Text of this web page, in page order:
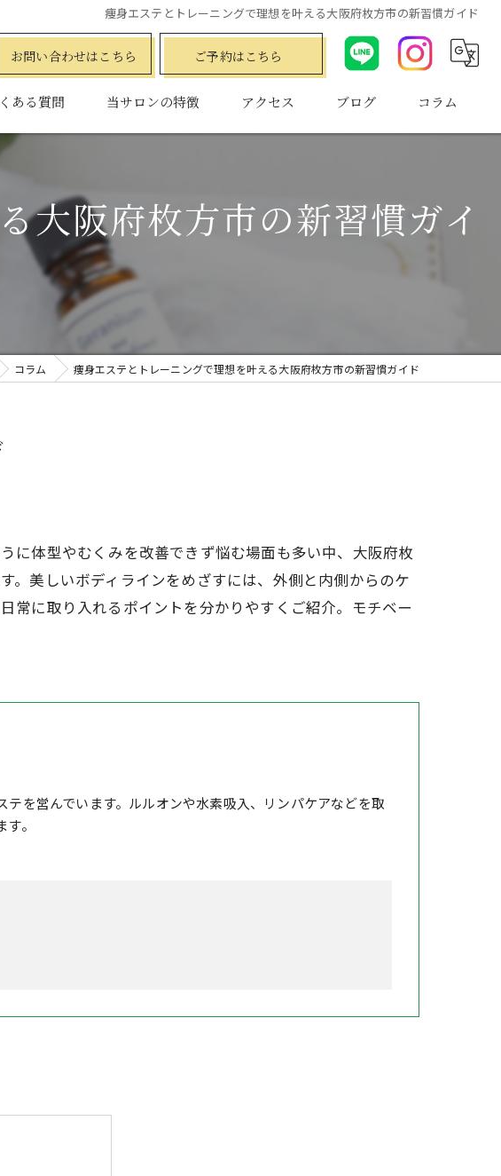
痩身エステとトレーニングで理想を叶える大阪府枚方市の新習慣ガイド
お問い合わせはこちら ご予約はこちら
ある質問 当サロンの特徴
水素
プライベートサロン
小顔
フェムケア
アクセス ブログ コラム
大阪府枚方市の新習慣ガイ
コラム 痩身エステとトレーニングで理想を叶える大阪府枚方市の新習慣ガイド
に体型やむくみを改善できず悩む場面も多い中、大阪府枚
。美しいボディラインをめざすには、外側と内側からのケ
常に取り入れるポイントを分かりやすくご紹介。モチベー
を営んでいます。ルルオンや水素吸入、リンパケアなどを取
。